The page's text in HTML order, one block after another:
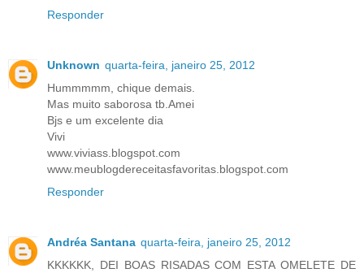
Responder
Unknown quarta-feira, janeiro 25, 2012
Hummmmm, chique demais.
Mas muito saborosa tb.Amei
Bjs e um excelente dia
Vivi
www.viviass.blogspot.com
www.meublogdereceitasfavoritas.blogspot.com
Responder
Andréa Santana quarta-feira, janeiro 25, 2012
KKKKKK, DEI BOAS RISADAS COM ESTA OMELETE DE